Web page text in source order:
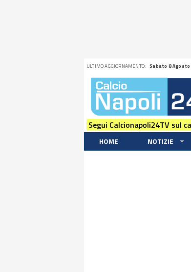
ULTIMO AGGIORNAMENTO: Sabato 8
Segui Calcionapoli24TV sul
HOME NOTIZIE